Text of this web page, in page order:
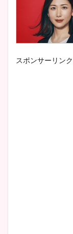
スポンサーリンク